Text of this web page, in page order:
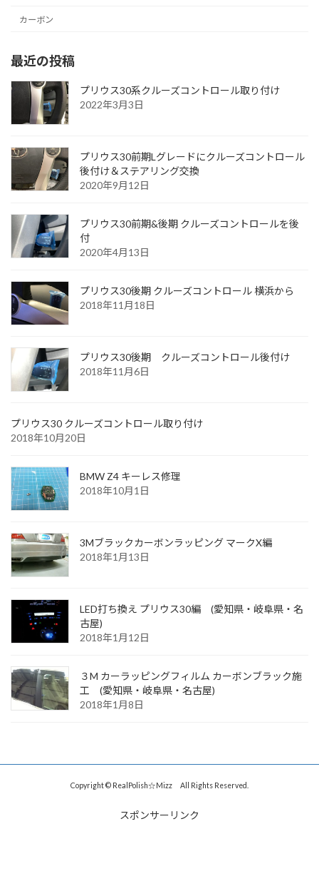
カーボン
最近の投稿
プリウス30系クルーズコントロール取り付け
2022年3月3日
プリウス30前期Lグレードにクルーズコントロール
後付け＆ステアリング交換
2020年9月12日
プリウス30前期&後期 クルーズコントロールを後
付
2020年4月13日
プリウス30後期 クルーズコントロール 横浜から
2018年11月18日
プリウス30後期 クルーズコントロール後付け
2018年11月6日
プリウス30 クルーズコントロール取り付け
2018年10月20日
BMW Z4 キーレス修理
2018年10月1日
3Mブラックカーボンラッピング マークX編
2018年1月13日
LED打ち換え プリウス30編 (愛知県・岐阜県・名
古屋)
2018年1月12日
３M カーラッピングフィルム カーボンブラック施
工 (愛知県・岐阜県・名古屋)
2018年1月8日
Copyright © RealPolish☆Mizz All Rights Reserved.
スポンサーリンク